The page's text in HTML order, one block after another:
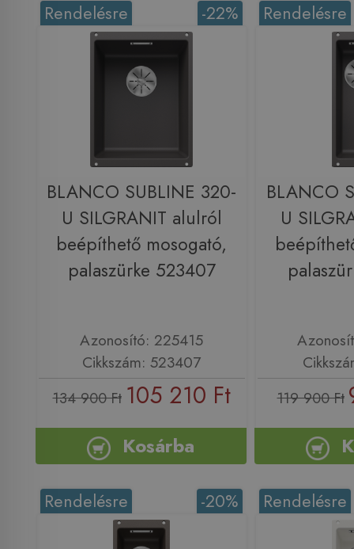
-22%
Rendelésre
BLANCO SUBLINE 320-
U SILGRANIT alulról
beépíthető mosogató,
palaszürke 523407
Azonosító: 225415
Cikkszám: 523407
134 900 Ft 105 210 Ft
Kosárba
Rendelésre
BLANCO
U
119 900 Ft
-20%
Rendelésre Rendelésre